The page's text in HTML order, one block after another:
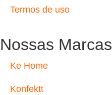
Termos de uso
Nossas Marcas
Ke Home
Konfektt